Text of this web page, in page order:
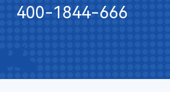
400-1844-666